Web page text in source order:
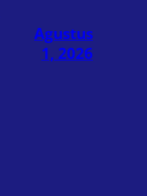
Agustus
1, 2026